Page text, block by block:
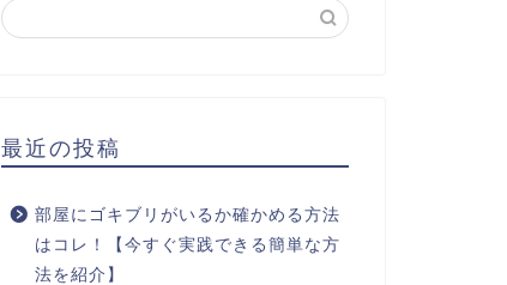
最近の投稿
部屋にゴキブリがいるか確かめる方法
はコレ！【今すぐ実践できる簡単な方
法を紹介】